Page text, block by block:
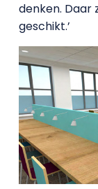
denken. Daar
geschikt.’